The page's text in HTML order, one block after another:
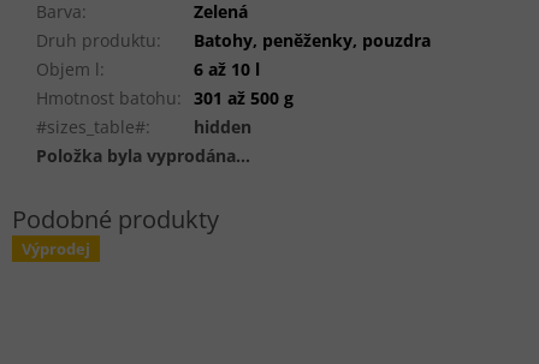
Barva:
Zelená
Druh produktu:
Batohy, peněženky, pouzdra
Objem l:
6 až 10 l
Hmotnost batohu: 301 až 500 g
#sizes_table#:
hidden
Položka byla vyprodána…
Výprodej